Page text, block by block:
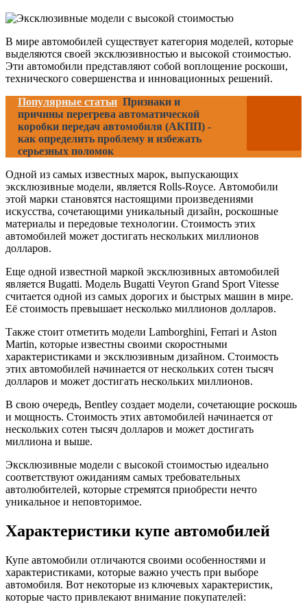
В мире автомобилей существует категория моделей, которые
выделяются своей эксклюзивностью и высокой стоимостью.
Эти автомобили представляют собой воплощение роскоши,
технического совершенства и инновационных решений.
Популярные статьи Признаки и
причины перегрева автоматической
коробки передач автомобиля (АКПП) -
как определить проблему и избежать
серьезных поломок
Одной из самых известных марок, выпускающих
эксклюзивные модели, является Rolls-Royce. Автомобили
этой марки становятся настоящими произведениями
искусства, сочетающими уникальный дизайн, роскошные
материалы и передовые технологии. Стоимость этих
автомобилей может достигать нескольких миллионов
долларов.
Еще одной известной маркой эксклюзивных автомобилей
является Bugatti. Модель Bugatti Veyron Grand Sport Vitesse
считается одной из самых дорогих и быстрых машин в мире.
Её стоимость превышает несколько миллионов долларов.
Также стоит отметить модели Lamborghini, Ferrari и Aston
Martin, которые известны своими скоростными
характеристиками и эксклюзивным дизайном. Стоимость
этих автомобилей начинается от нескольких сотен тысяч
долларов и может достигать нескольких миллионов.
В свою очередь, Bentley создает модели, сочетающие роскошь
и мощность. Стоимость этих автомобилей начинается от
нескольких сотен тысяч долларов и может достигать
миллиона и выше.
Эксклюзивные модели с высокой стоимостью идеально
соответствуют ожиданиям самых требовательных
автолюбителей, которые стремятся приобрести нечто
уникальное и неповторимое.
Характеристики купе автомобилей
Купе автомобили отличаются своими особенностями и
характеристиками, которые важно учесть при выборе
автомобиля. Вот некоторые из ключевых характеристик,
которые часто привлекают внимание покупателей: